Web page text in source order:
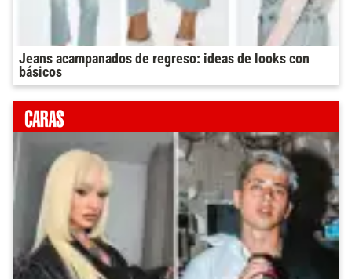
Jeans acampanados de regreso: ideas de looks con
básicos